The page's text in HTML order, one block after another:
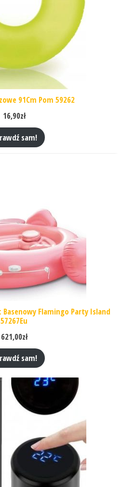
91Cm Pom 59262
16,90zł
sam!
Flamingo Party Island
57267Eu
621,00zł
sam!